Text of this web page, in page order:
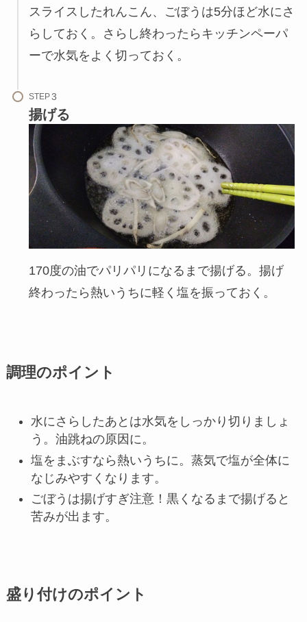
スライスしたれんこん、ごぼうは5分ほど水にさ
らしておく。さらし終わったらキッチンペーパ
ーで水気をよく切っておく。
STEP
揚げる
170度の油でパリパリになるまで揚げる。揚げ
終わったら熱いうちに軽く塩を振っておく。
調理のポイント
水にさらしたあとは水気をしっかり切りましょ
う。油跳ねの原因に。
塩をまぶすなら熱いうちに。蒸気で塩が全体に
なじみやすくなります。
ごぼうは揚げすぎ注意！黒くなるまで揚げると
苦みが出ます。
盛り付けのポイント